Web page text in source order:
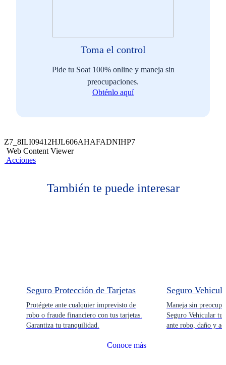
Toma el control
Pide tu Soat 100% online y maneja sin
preocupaciones.
Obténlo aquí
Z7_8ILI09412HJL606AHAFADNIHP7
Web Content Viewer
Acciones
También te puede interesar
Seguro Protección de Tarjetas
Protégete ante cualquier imprevisto de
robo o fraude financiero con tus tarjetas.
Garantiza tu tranquilidad.
Conoce más
Seguro
Maneja sin
Seguro Vehicular tu
ante robo, daño y